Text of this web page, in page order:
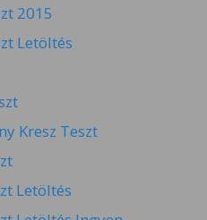
2015
Letöltés
Kresz Teszt
Letöltés